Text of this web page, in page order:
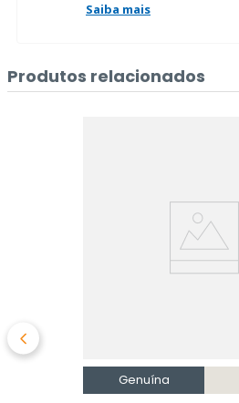
Saiba mais
Produtos relacionados
Genuína